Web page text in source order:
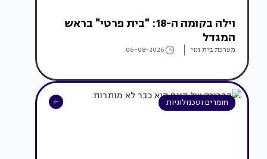
וילה בקומה ה-18: "בית פרטי" בראש
המגדל
מערכת בית ונוי 06-08-2026
חומרים וטכנולוגיות